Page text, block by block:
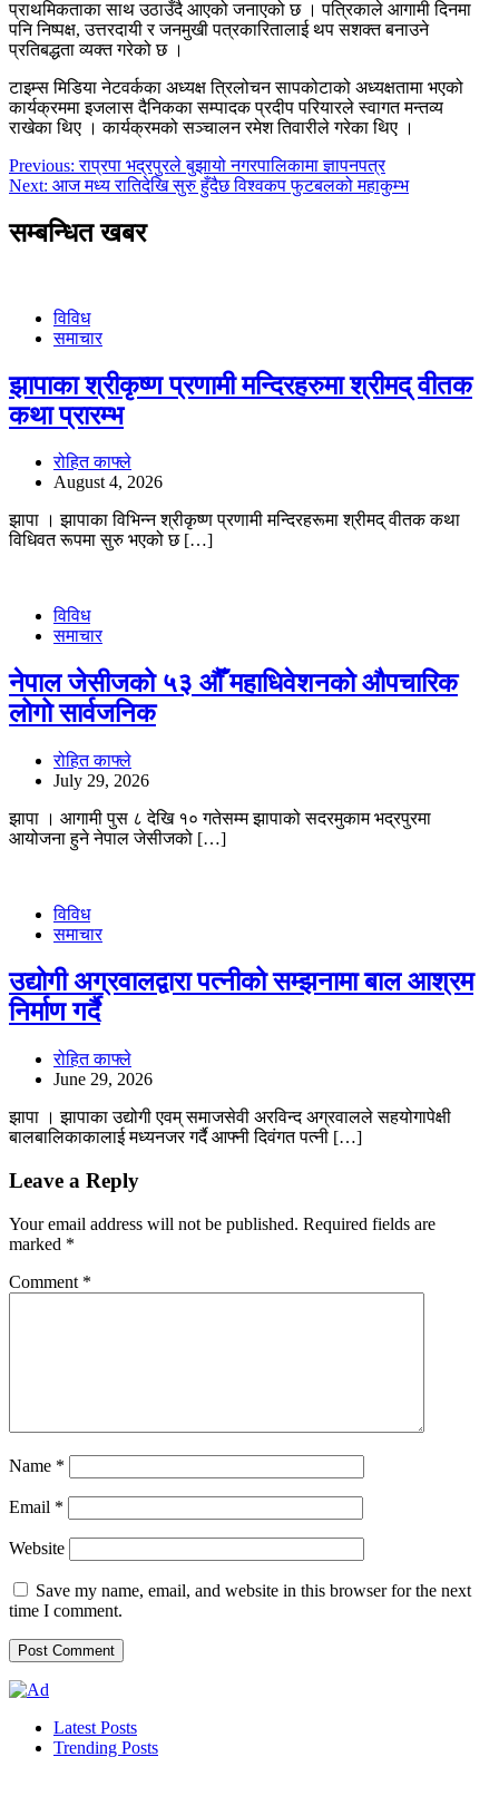
प्राथमिकताका साथ उठाउँदै आएको जनाएको छ । पत्रिकाले आगामी दिनमा
पनि निष्पक्ष, उत्तरदायी र जनमुखी पत्रकारितालाई थप सशक्त बनाउने
प्रतिबद्धता व्यक्त गरेको छ ।
टाइम्स मिडिया नेटवर्कका अध्यक्ष त्रिलोचन सापकोटाको अध्यक्षतामा भएको
कार्यक्रममा इजलास दैनिकका सम्पादक प्रदीप परियारले स्वागत मन्तव्य
राखेका थिए । कार्यक्रमको सञ्चालन रमेश तिवारीले गरेका थिए ।
Post
navigation
Previous: राप्रपा भद्रपुरले बुझायो नगरपालिकामा ज्ञापनपत्र
Next: आज मध्य रातिदेखि सुरु हुँदैछ विश्वकप फुटबलको महाकुम्भ
सम्बन्धित खबर
विविध
समाचार
झापाका श्रीकृष्ण प्रणामी मन्दिरहरुमा श्रीमद् वीतक
कथा प्रारम्भ
रोहित काफ्ले
August 4, 2026
झापा । झापाका विभिन्न श्रीकृष्ण प्रणामी मन्दिरहरूमा श्रीमद् वीतक कथा
विधिवत रूपमा सुरु भएको छ […]
विविध
समाचार
नेपाल जेसीजको ५३ औँ महाधिवेशनको औपचारिक
लोगो सार्वजनिक
रोहित काफ्ले
July 29, 2026
झापा । आगामी पुस ८ देखि १० गतेसम्म झापाको सदरमुकाम भद्रपुरमा
आयोजना हुने नेपाल जेसीजको […]
विविध
समाचार
उद्योगी अग्रवालद्वारा पत्नीको सम्झनामा बाल आश्रम
निर्माण गर्दै
रोहित काफ्ले
June 29, 2026
झापा । झापाका उद्योगी एवम् समाजसेवी अरविन्द अग्रवालले सहयोगापेक्षी
बालबालिकाकालाई मध्यनजर गर्दै आफ्नी दिवंगत पत्नी […]
Leave a Reply
Your email address will not be published. Required fields are
marked *
Comment *
Name *
Email *
Website
Save my name, email, and website in this browser for the next
time I comment.
Latest Posts
Trending Posts